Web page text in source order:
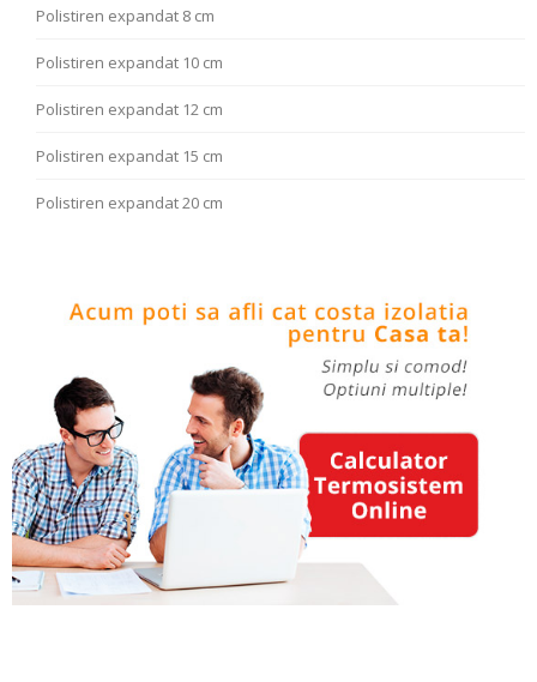
Polistiren expandat 8 cm
Polistiren expandat 10 cm
Polistiren expandat 12 cm
Polistiren expandat 15 cm
Polistiren expandat 20 cm